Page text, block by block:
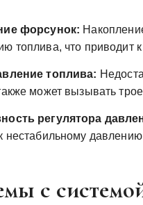
форсунок:
топлива, что приводит
топлива:
может вызывать
регулятора
нестабильному
с